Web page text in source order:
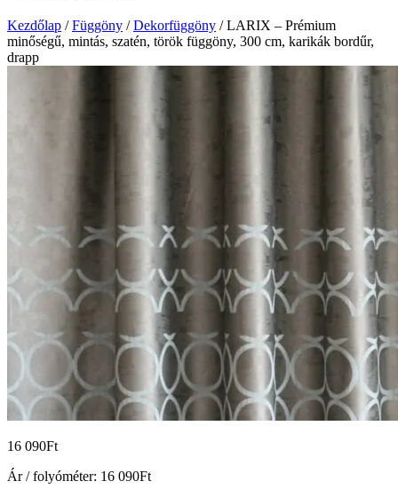
Kezdőlap /Függöny /Dekorfüggöny / LARIX – Prémium
minőségű, mintás, szatén, török függöny, 300 cm, karikák bordűr,
drapp
16 090Ft
Ár / folyóméter: 16 090Ft